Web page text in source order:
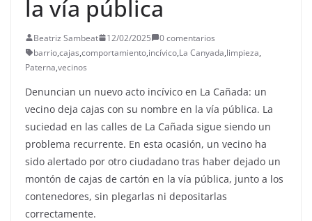
la vía pública
Beatriz Sambeat 12/02/2025
0 comentarios
barrio,cajas,comportamiento,incívico,La Canyada,limpieza,
Paterna,vecinos
Denuncian un nuevo acto incívico en La Cañada: un
vecino deja cajas con su nombre en la vía pública. La
suciedad en las calles de La Cañada sigue siendo un
problema recurrente. En esta ocasión, un vecino ha
sido alertado por otro ciudadano tras haber dejado un
montón de cajas de cartón en la vía pública, junto a los
contenedores, sin plegarlas ni depositarlas
correctamente.